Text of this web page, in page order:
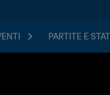
PARTITE E